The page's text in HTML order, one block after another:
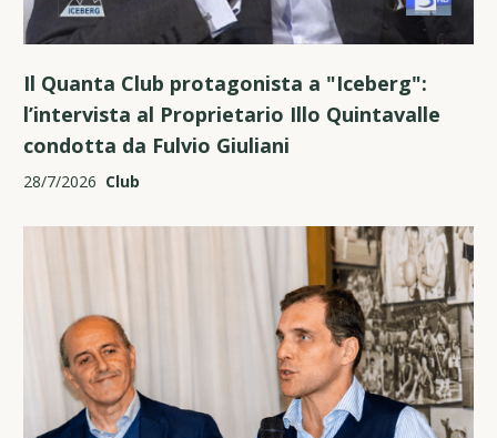
Il Quanta Club protagonista a "Iceberg":
l’intervista al Proprietario Illo Quintavalle
condotta da Fulvio Giuliani
28/7/2026 Club